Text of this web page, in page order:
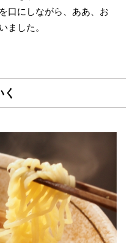
口にしながら、ああ、お
ました。